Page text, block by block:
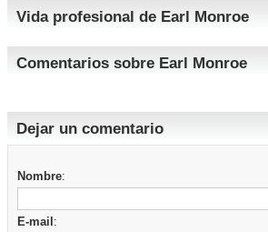
Vida profesional de Earl Monroe
Comentarios sobre Earl Monroe
Dejar un comentario
Nombre:
E-mail :